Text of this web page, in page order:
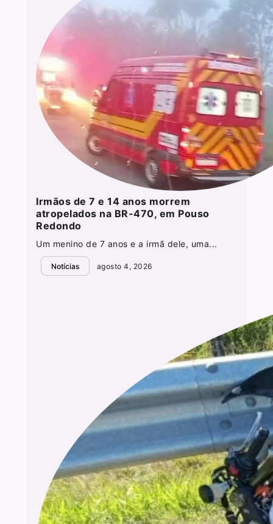
Irmãos de 7 e 14 anos morrem
atropelados na BR-470, em Pouso
Redondo
Um menino de 7 anos e a irmã dele, uma...
Notícias agosto 4, 2026